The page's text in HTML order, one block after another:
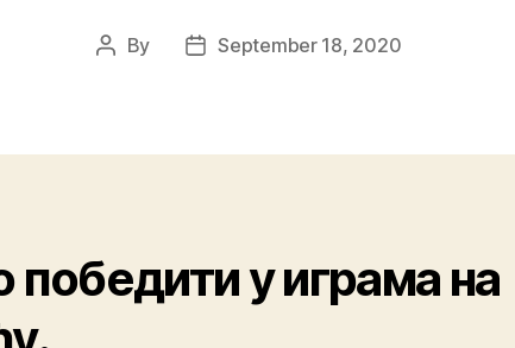
By September 18, 2020
победити у играма на